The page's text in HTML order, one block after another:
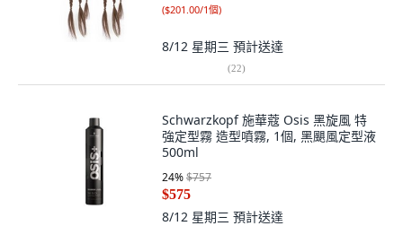
($201.00/1個)
8/12 星期三 預計送達
(22)
Schwarzkopf 施華蔻 Osis 黑旋風 特
強定型霧 造型噴霧, 1個, 黑颶風定型液
500ml
24%$757
$575
8/12 星期三 預計送達